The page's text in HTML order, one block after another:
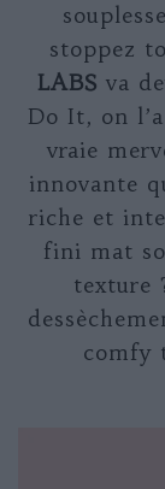
stoppez
LABS va
Do It, on
vraie
innovante
riche et
fini mat
texture
comfy